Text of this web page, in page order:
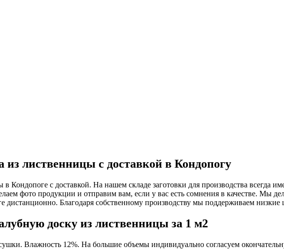
из лиственницы с доставкой в Кондопогу
Кондопоге с доставкой. На нашем складе заготовки для производства всегда
фото продукции и отправим вам, если у вас есть сомнения в качестве. Мы
дистанционно. Благодаря собственному производству мы поддерживаем низкие
доску из лиственницы за 1 м2
Влажность 12%. На большие объемы индивидуально согласуем